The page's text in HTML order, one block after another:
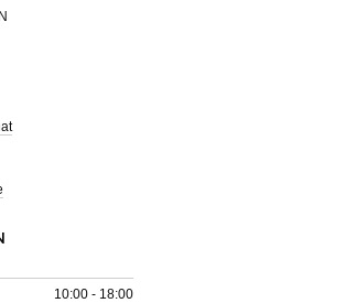
10:00 - 18:00